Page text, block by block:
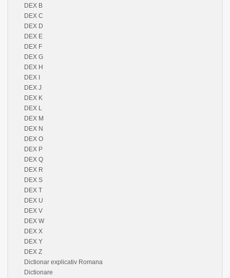
DEX B
DEX C
DEX D
DEX E
DEX F
DEX G
DEX H
DEX I
DEX J
DEX K
DEX L
DEX M
DEX N
DEX O
DEX P
DEX Q
DEX R
DEX S
DEX T
DEX U
DEX V
DEX W
DEX X
DEX Y
DEX Z
Dictionar explicativ Romana
Dictionare